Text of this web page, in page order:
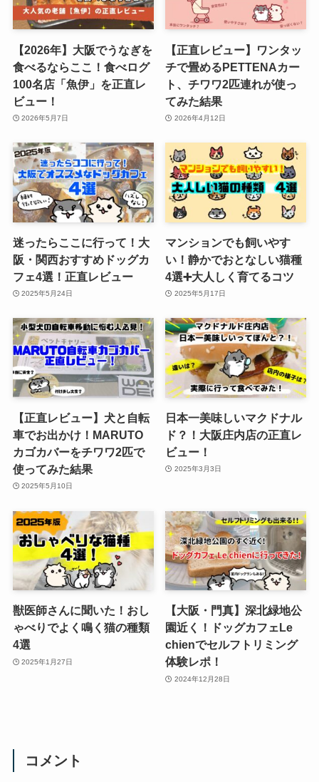
【2026年】大阪でうなぎを
食べるならここ！食べログ
100名店「魚伊」を正直レ
ビュー！
2026年5月7日
【正直レビュー】ワンタッ
チで畳めるPETTENAカー
ト、チワワ2匹連れが使っ
てみた結果
2026年4月12日
迷ったらここに行って！大
阪・関西おすすめドッグカ
フェ4選！正直レビュー
2025年5月24日
マンションでも飼いやす
い！静かでおとなしい猫種
4選➕大人しく育てるコツ
2025年5月17日
【正直レビュー】犬と自転
車でお出かけ！MARUTO
カゴカバーをチワワ2匹で
使ってみた結果
2025年5月10日
日本一美味しいマクドナル
ド？！大阪庄内店の正直レ
ビュー！
2025年3月3日
獣医師さんに聞いた！おし
ゃべりでよく鳴く猫の種類
4選
2025年1月27日
【大阪・門真】深北緑地公
園近く！ドッグカフェLe
chienでセルフトリミング
体験レポ！
2024年12月28日
コメント